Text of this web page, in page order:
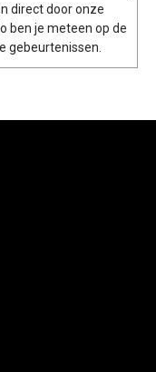
direct door onze
ben je meteen op de
gebeurtenissen.